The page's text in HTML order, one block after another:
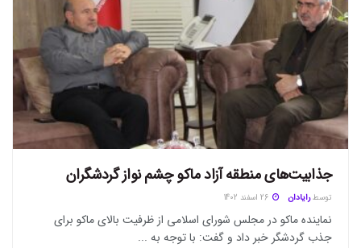
جذابیت‌های منطقه آزاد ماکو چشم نواز گردشگران
توسط رایادان
نماینده ماکو در مجلس شورای اسلامی از ظرفیت بالای ماکو برای
جذب گردشگر خبر داد و گفت: با توجه به ...